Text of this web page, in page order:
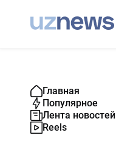
Главная
Популярное
Лента новостей
Reels